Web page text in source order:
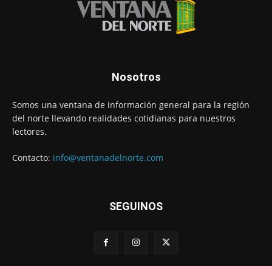
Nosotros
Somos una ventana de información general para la región
del norte llevando realidades cotidianas para nuestros
lectores.
Contacto: info@ventanadelnorte.com
SEGUINOS